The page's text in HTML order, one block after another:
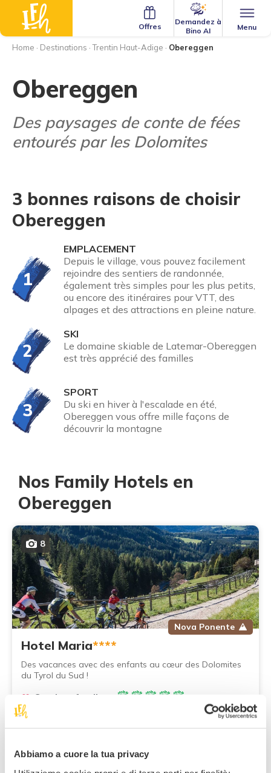
Abbiamo a cuore la tua privacy
Menu
Demandez à
Bino AI
Offres
Home · Destinations ·Trentin Haut-Adige · Obereggen
Obereggen
Des paysages de conte de fées
entourés par les Dolomites
3 bonnes raisons de choisir
Obereggen
1
EMPLACEMENT
Depuis le village, vous pouvez facilement
rejoindre des sentiers de randonnée,
également très simples pour les plus petits,
ou encore des itinéraires pour VTT, des
alpages et des attractions en pleine nature.
2
SKI
Le domaine skiable de Latemar-Obereggen
est très apprécié des familles
3
SPORT
Du ski en hiver à l'escalade en été,
Obereggen vous offre mille façons de
découvrir la montagne
Nos Family Hotels en
Obereggen
Nova Ponente
8
Hotel Maria****
Des vacances avec des enfants au cœur des Dolomites
du Tyrol du Sud !
Services family :